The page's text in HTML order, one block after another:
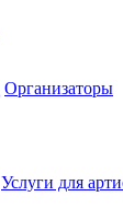
Организаторы
Услуги для